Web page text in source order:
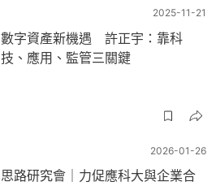
2025-11-21
數字資產新機遇 許正宇：靠科
技、應用、監管三關鍵
2026-01-26
思路研究會｜力促應科大與企業合